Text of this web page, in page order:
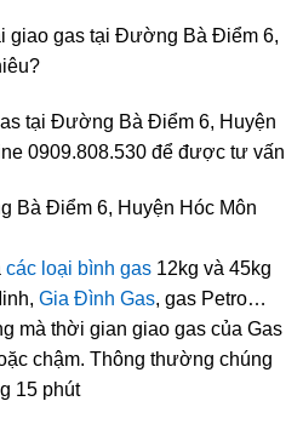
giao gas tại Đường Bà Điểm 6,
tại Đường Bà Điểm 6, Huyện
0909.808.530 để được tư vấn
Bà Điểm 6, Huyện Hóc Môn
các loại bình gas 12kg và 45kg
Gia Đình Gas, gas Petro…
mà thời gian giao gas của Gas
chậm. Thông thường chúng
15 phút